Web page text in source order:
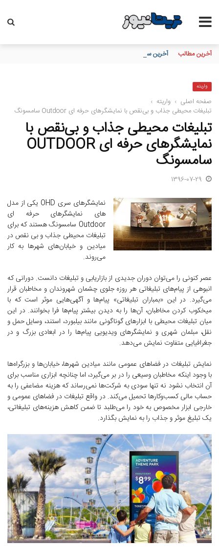
آخرین مطالب آخرین سود ۲۷.۷ درصدی «اندوخته توسعه صادرات آرمانی» واریز شد؛ نرخ جدید ۲۹.۱ درصد
واریته
صفحه اصلی › واریته ›
تبلیغات محیطی جذاب و بی‌نقص با نمایشگرهای حرفه ای Outdoor سامسونگ
تبلیغات محیطی جذاب و بی‌نقص با
نمایشگرهای حرفه ای OUTDOOR
سامسونگ
1396-07-29
نمایشگرهای سری OHD یکی از مدل
های نمایشگرهای حرفه ای
Outdoor سامسونگ هستند که برای
تبلیغات محیطی جذاب و بی نقص در
میادین و خیابان‌های شهرها به کار
می‌روند.
عصر کنونی را می‌توان دوران جدیدی از بازاریابی و تبلیغات دانست. دورانی که
انبوهی از پیام‌های تبلیغاتی هر روزه جلوی چشمان شهروندان و مخاطبان قرار
می‌گیرد. در این «بمباران تبلیغاتی» پیام‌ها و آگهی‌هایی موثر است که با
میخکوب کردن مخاطبان، آن‌ها را به دیدن بیشتر پیام‌ها فرا بخوانند. در این
میان تبلیغات محیطی با ابزارهای گوناگونی مانند بیلبورد، استند، وسایل حمل و
نقل، مبلمان شهری و نمایشگرهای ویدیویی پیام‌ها را در ابعادی بزرگ و در
جغرافیایی متفاوت نمایش می‌دهد.
نمایش تبلیغات در فضاهای عمومی مانند میادین شهرها، خیابان‌ها و بزرگراه‌ها
با وجود اینکه مخاطبان وسیعی را در بر می‌گیرد، اما چنانچه ابزاری مناسب برای
آن انتخاب نشود نه تنها سودی به شرکت‌ها نمی‌رساند که هزینه‌ مضاعفی را به
حساب مالی کسب‌وکارها تحمیل می‌کند. در واقع تبلیغات در فضاهای عمومی و
خارجی ابزار مخصوص به خود را می‌طلبد تا ضمن کاهش‌ هزینه‌های تبلیغاتی،
یک تبلیغ موثر و جذاب را به نمایش بگذارد.